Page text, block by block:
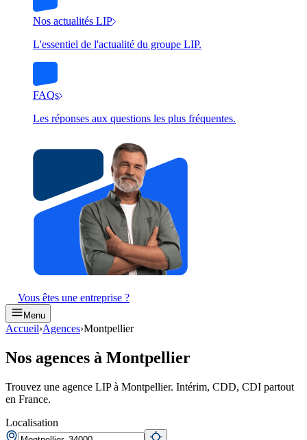
Nos actualités LIP
L'essentiel de l'actualité du groupe LIP.
FAQs
Les réponses aux questions les plus fréquentes.
Vous êtes une entreprise ?
Menu
Accueil›Agences›Montpellier
Nos agences à Montpellier
Trouvez une agence LIP à Montpellier. Intérim, CDD, CDI partout
en France.
Localisation